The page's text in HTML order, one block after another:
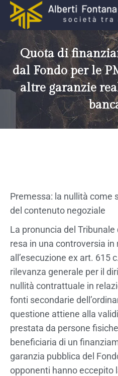
Quota di
dal Fondo per le
altre garanzie
Premessa: la nullità come
del contenuto negoziale
La pronuncia del
resa in una controversia
all’esecuzione ex art. 615
rilevanza generale per il
nullità contrattuale in
fonti secondarie
questione attiene alla
prestata da persone
beneficiaria di un
garanzia pubblica del
opponenti hanno eccepito